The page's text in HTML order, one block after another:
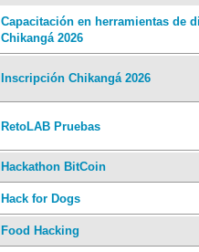
Capacitación en herramientas de
Chikangá 2026
Inscripción Chikangá 2026
RetoLAB Pruebas
Hackathon BitCoin
Hack for Dogs
Food Hacking